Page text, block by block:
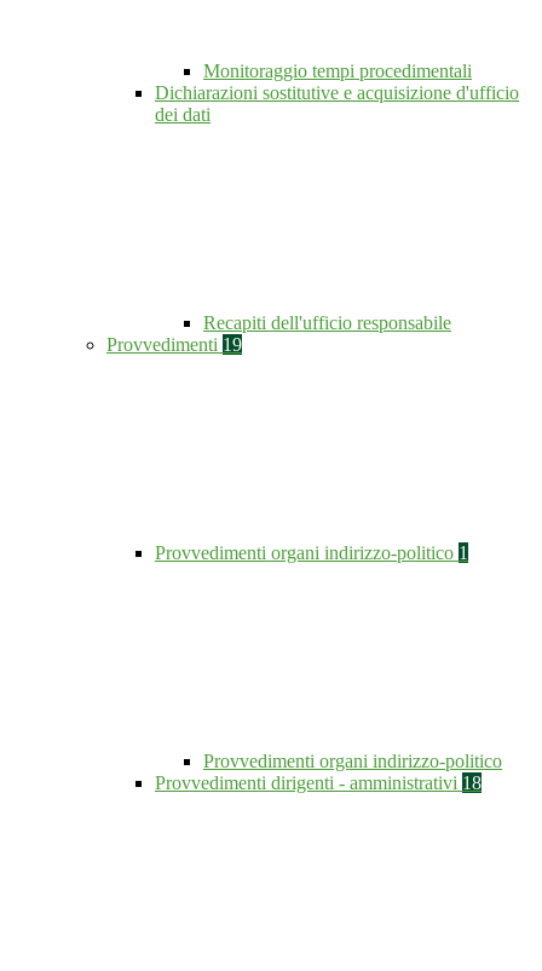
Monitoraggio tempi procedimentali
Dichiarazioni sostitutive e acquisizione d'ufficio
dei dati
Recapiti dell'ufficio responsabile
Provvedimenti 19
Provvedimenti organi indirizzo-politico 1
Provvedimenti organi indirizzo-politico
Provvedimenti dirigenti - amministrativi 18